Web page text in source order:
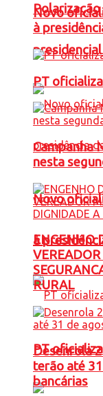
Novo
à
PT
Novo
à
PT
Campanha
nesta
ENGENHO
RURAL
Desenrola
terão até
bancárias